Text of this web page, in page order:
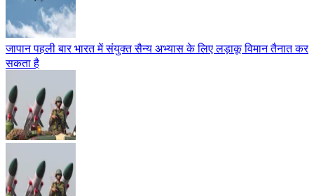
जापान पहली बार भारत में संयुक्त सैन्य अभ्यास के लिए लड़ाकू विमान तैनात कर
सकता है